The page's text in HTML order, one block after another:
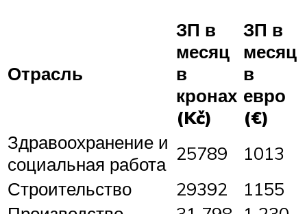
Отрасль
ЗП в
месяц
в
кронах
(Kč)
ЗП в
месяц
в
евро
(€)
Здравоохранение и
социальная работа 25789
1013
Строительство
29392
1155